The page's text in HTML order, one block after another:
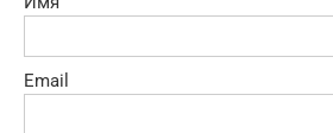
Email